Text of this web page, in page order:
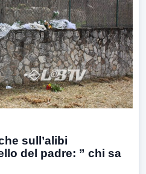
sull’alibi
del padre: ” chi sa